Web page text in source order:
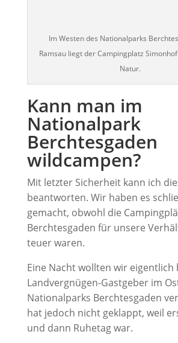
Im Westen des Nationalparks
Ramsau liegt der Campingplatz
Natur.
Kann man im
Nationalpark
Berchtesgaden
wildcampen?
Mit letzter Sicherheit kann ich
beantworten. Wir haben es
gemacht, obwohl die
Berchtesgaden für unsere
teuer waren.
Eine Nacht wollten wir eigentlich
Landvergnügen-Gastgeber im
Nationalparks Berchtesgaden
hat jedoch nicht geklappt, weil
und dann Ruhetag war.